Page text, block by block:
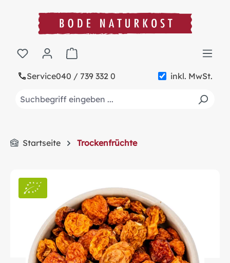
springen
Service040 / 739 332 0 inkl. MwSt.
Warenkorb enthält 0 Positionen. Der
Startseite Trockenfrüchte
Bildergalerie überspringen